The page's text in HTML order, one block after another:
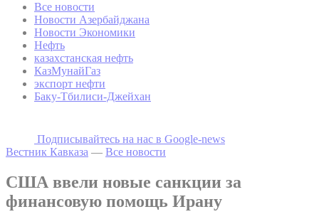
Все новости
Новости Азербайджана
Новости Экономики
Нефть
казахстанская нефть
КазМунайГаз
экспорт нефти
Баку-Тбилиси-Джейхан
Подписывайтесь на наc в Google-news
Вестник Кавказа — Все новости
США ввели новые санкции за
финансовую помощь Ирану